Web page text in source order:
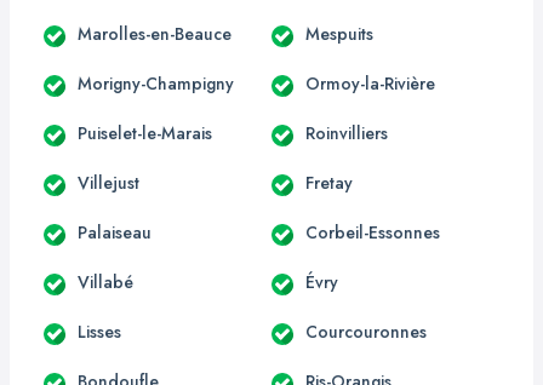
Marolles-en-Beauce Mespuits
Morigny-Champigny Ormoy-la-Rivière
Puiselet-le-Marais Roinvilliers
Villejust Fretay
Palaiseau Corbeil-Essonnes
Villabé Évry
Lisses Courcouronnes